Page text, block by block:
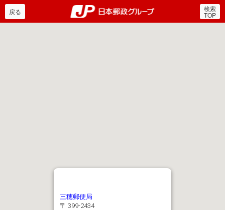
郵便局・日本郵政グルー
戻る 検索
TOP
三穂郵便局
〒 399-2434